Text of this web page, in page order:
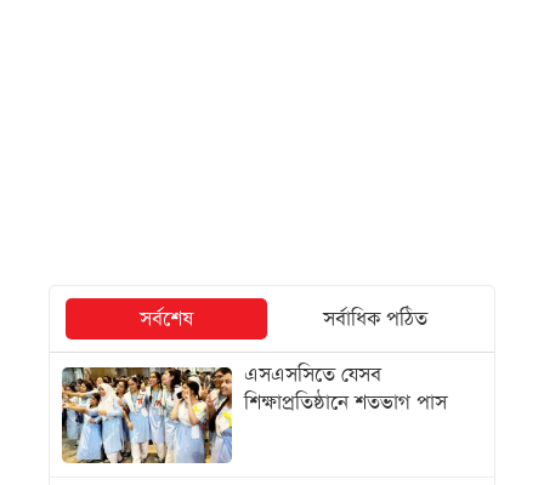
সর্বশেষ
সর্বাধিক পঠিত
এসএসসিতে যেসব
শিক্ষাপ্রতিষ্ঠানে শতভাগ পাস